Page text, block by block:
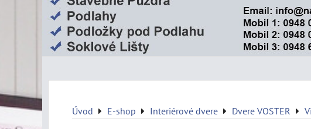
Úvod E-shop Interiérové dvere Dvere VOSTER